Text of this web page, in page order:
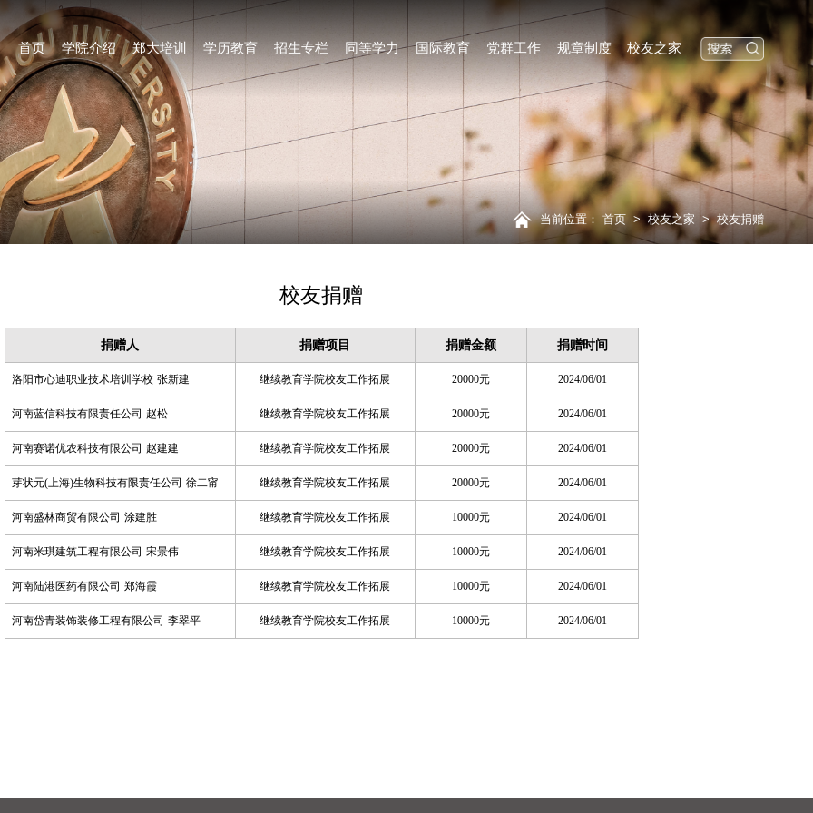
首页 学院介绍 郑大培训 学历教育 招生专栏 同等学力 国际教育 党群工作 规章制度 校友之家
当前位置： 首页 >校友之家 >校友捐赠
校友捐赠
捐赠 人 捐赠项目 捐赠金额 捐赠时间
洛阳市心迪职业技术培训学校 张新建 继续教育学院校友工作拓展 20000元 2024/06/01
河南蓝信科技有限责任公司 赵松 继续教育学院校友工作拓展 20000元 2024/06/01
河南赛诺优农科技有限公司 赵建建 继续教育学院校友工作拓展 20000元 2024/06/01
芽状元(上海)生物科技有限责任公司 徐二甯 继续教育学院校友工作拓展 20000元 2024/06/01
河南盛林商贸有限公司 涂建胜 继续教育学院校友工作拓展 10000元 2024/06/01
河南米琪建筑工程有限公司 宋景伟 继续教育学院校友工作拓展 10000元 2024/06/01
河南陆港医药有限公司 郑海霞 继续教育学院校友工作拓展 10000元 2024/06/01
河南岱青装饰装修工程有限公司 李翠平 继续教育学院校友工作拓展 10000元 2024/06/01